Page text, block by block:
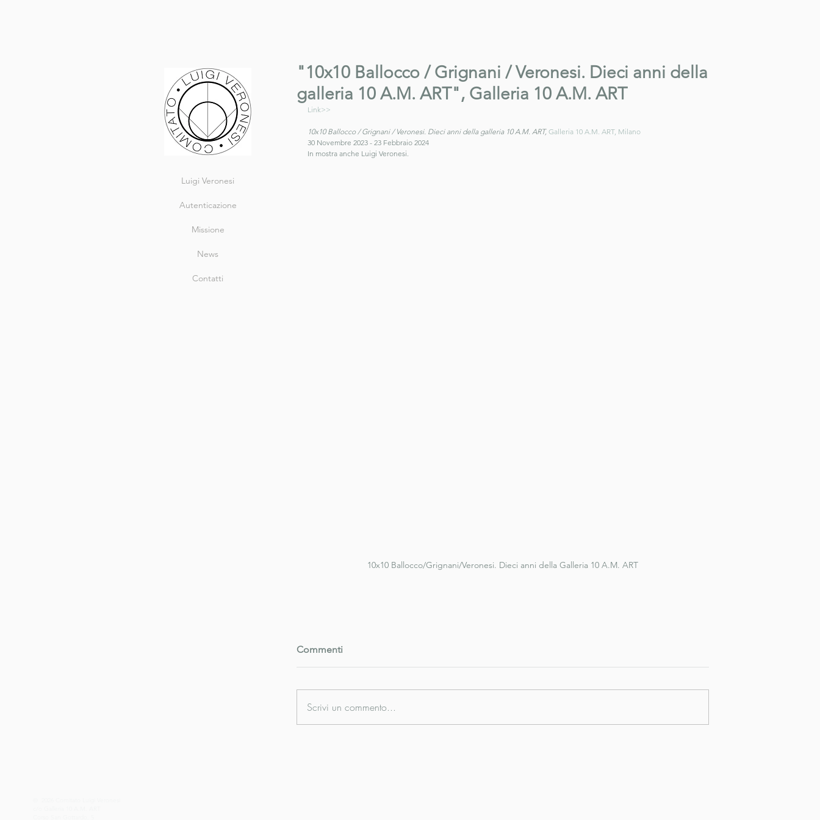
Luigi Veronesi
Autenticazione
Missione
News
Contatti
"10x10 Ballocco / Grignani / Veronesi. Dieci anni della
galleria 10 A.M. ART", Galleria 10 A.M. ART
Link>>
10x10 Ballocco / Grignani / Veronesi. Dieci anni della galleria 10 A.M. ART, Galleria 10 A.M. ART, Milano
30 Novembre 2023 - 23 Febbraio 2024
In mostra anche Luigi Veronesi.
10x10 Ballocco/Grignani/Veronesi. Dieci anni della Galleria 10 A.M. ART
Commenti
Scrivi un commento...